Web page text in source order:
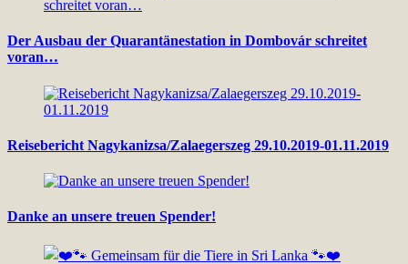
Der Ausbau der Quarantänestation in Dombovár schreitet
voran…
Reisebericht Nagykanizsa/Zalaegerszeg 29.10.2019-01.11.2019
Danke an unsere treuen Spender!